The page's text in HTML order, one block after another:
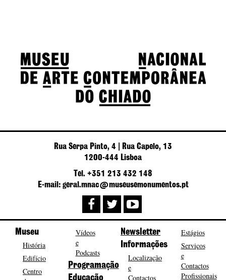
Rua Serpa Pinto, 4 | Rua Capelo, 13
1200-444 Lisboa
Tel. +351 213 432 148
E-mail: geral.mnac@museusemonumentos.pt
Museu
História
Edifício
Centro
Vídeos
e
Podcasts
Programação
Educação
Newsletter
Informações
Localização
e
Contactos
Estágios
Serviços
e
Contactos
Profissionais